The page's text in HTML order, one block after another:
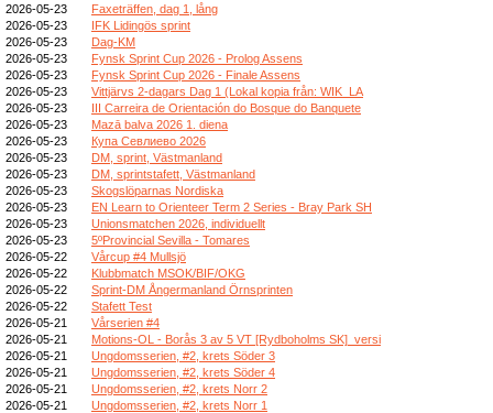
2026-05-23
Faxeträffen, dag 1, lång
2026-05-23
IFK Lidingös sprint
2026-05-23
Dag-KM
2026-05-23
Fynsk Sprint Cup 2026 - Prolog Assens
2026-05-23
Fynsk Sprint Cup 2026 - Finale Assens
2026-05-23
Vittjärvs 2-dagars Dag 1 (Lokal kopia från: WIK_LA
2026-05-23
III Carreira de Orientación do Bosque do Banquete
2026-05-23
Mazā balva 2026 1. diena
2026-05-23
Купа Севлиево 2026
2026-05-23
DM, sprint, Västmanland
2026-05-23
DM, sprintstafett, Västmanland
2026-05-23
Skogslöparnas Nordiska
2026-05-23
EN Learn to Orienteer Term 2 Series - Bray Park SH
2026-05-23
Unionsmatchen 2026, individuellt
2026-05-23
5ºProvincial Sevilla - Tomares
2026-05-22
Vårcup #4 Mullsjö
2026-05-22
Klubbmatch MSOK/BIF/OKG
2026-05-22
Sprint-DM Ångermanland Örnsprinten
2026-05-22
Stafett Test
2026-05-21
Vårserien #4
2026-05-21
Motions-OL - Borås 3 av 5 VT [Rydboholms SK]_versi
2026-05-21
Ungdomsserien, #2, krets Söder 3
2026-05-21
Ungdomsserien, #2, krets Söder 4
2026-05-21
Ungdomsserien, #2, krets Norr 2
2026-05-21
Ungdomsserien, #2, krets Norr 1